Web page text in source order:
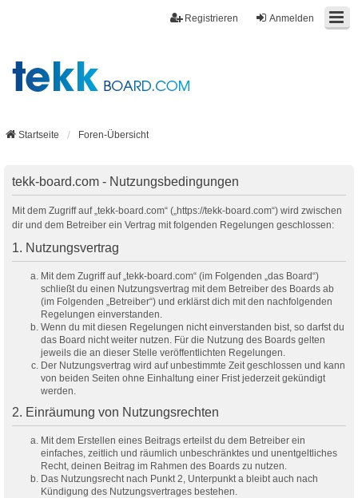
Anmelden
Registrieren
Startseite Foren-Übersicht
tekk-board.com - Nutzungsbedingungen
Mit dem Zugriff auf „tekk-board.com“ („https://tekk-board.com“) wird zwischen
dir und dem Betreiber ein Vertrag mit folgenden Regelungen geschlossen:
1. Nutzungsvertrag
Mit dem Zugriff auf „tekk-board.com“ (im Folgenden „das Board“)
schließt du einen Nutzungsvertrag mit dem Betreiber des Boards ab
(im Folgenden „Betreiber“) und erklärst dich mit den nachfolgenden
Regelungen einverstanden.
Wenn du mit diesen Regelungen nicht einverstanden bist, so darfst du
das Board nicht weiter nutzen. Für die Nutzung des Boards gelten
jeweils die an dieser Stelle veröffentlichten Regelungen.
Der Nutzungsvertrag wird auf unbestimmte Zeit geschlossen und kann
von beiden Seiten ohne Einhaltung einer Frist jederzeit gekündigt
werden.
2. Einräumung von Nutzungsrechten
Mit dem Erstellen eines Beitrags erteilst du dem Betreiber ein
einfaches, zeitlich und räumlich unbeschränktes und unentgeltliches
Recht, deinen Beitrag im Rahmen des Boards zu nutzen.
Das Nutzungsrecht nach Punkt 2, Unterpunkt a bleibt auch nach
Kündigung des Nutzungsvertrages bestehen.